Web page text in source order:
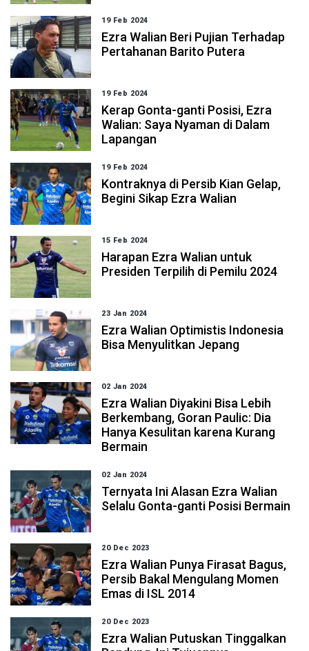
19 Feb 2024
Ezra Walian Beri Pujian Terhadap
Pertahanan Barito Putera
19 Feb 2024
Kerap Gonta-ganti Posisi, Ezra
Walian: Saya Nyaman di Dalam
Lapangan
19 Feb 2024
Kontraknya di Persib Kian Gelap,
Begini Sikap Ezra Walian
15 Feb 2024
Harapan Ezra Walian untuk
Presiden Terpilih di Pemilu 2024
23 Jan 2024
Ezra Walian Optimistis Indonesia
Bisa Menyulitkan Jepang
02 Jan 2024
Ezra Walian Diyakini Bisa Lebih
Berkembang, Goran Paulic: Dia
Hanya Kesulitan karena Kurang
Bermain
02 Jan 2024
Ternyata Ini Alasan Ezra Walian
Selalu Gonta-ganti Posisi Bermain
20 Dec 2023
Ezra Walian Punya Firasat Bagus,
Persib Bakal Mengulang Momen
Emas di ISL 2014
20 Dec 2023
Ezra Walian Putuskan Tinggalkan